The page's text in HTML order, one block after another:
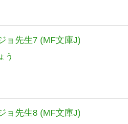
ョ先生7 (MF文庫J)
う
ョ先生8 (MF文庫J)